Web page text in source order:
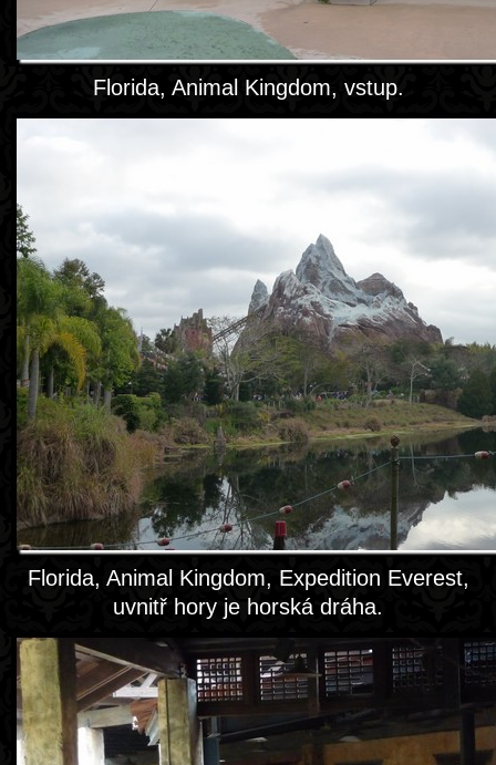
Florida, Animal Kingdom, vstup.
Florida, Animal Kingdom, Expedition Everest,
uvnitř hory je horská dráha.